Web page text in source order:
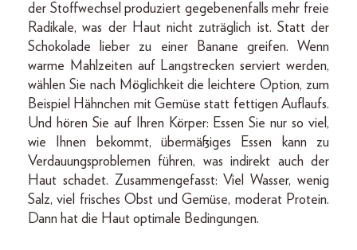
der Stoffwechsel produziert gegebenenfalls mehr freie
Radikale, was der Haut nicht zuträglich ist. Statt der
Schokolade lieber zu einer Banane greifen. Wenn
warme Mahlzeiten auf Langstrecken serviert werden,
wählen Sie nach Möglichkeit die leichtere Option, zum
Beispiel Hähnchen mit Gemüse statt fettigen Auflaufs.
Und hören Sie auf Ihren Körper: Essen Sie nur so viel,
wie Ihnen bekommt, übermäßiges Essen kann zu
Verdauungsproblemen führen, was indirekt auch der
Haut schadet. Zusammengefasst: Viel Wasser, wenig
Salz, viel frisches Obst und Gemüse, moderat Protein.
Dann hat die Haut optimale Bedingungen.